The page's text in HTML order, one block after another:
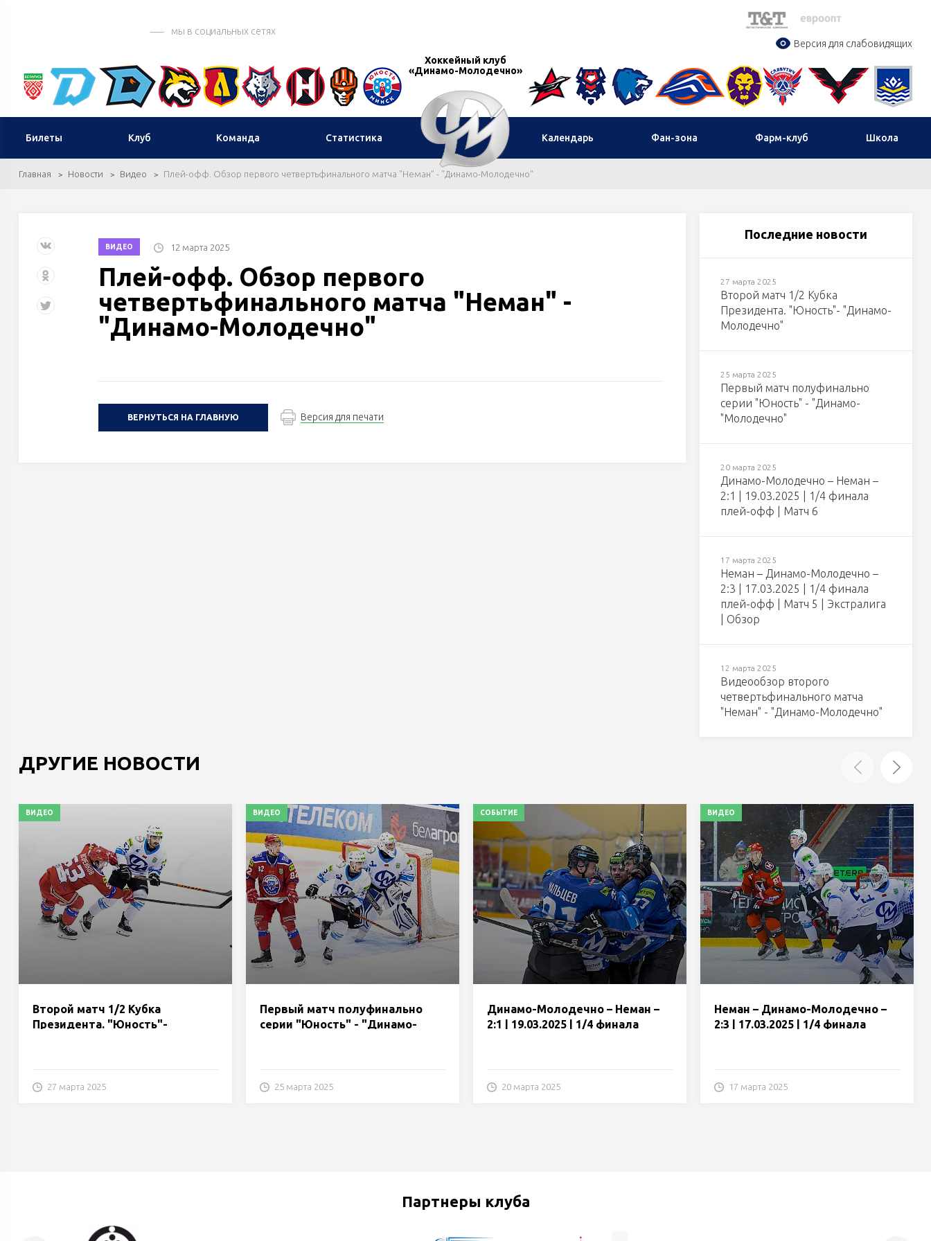
мы в социальных сетях
Версия для слабовидящих
Хоккейный клуб
«Динамо-Молодечно»
Билеты Клуб Команда Статистика Календарь Фан-зона Фарм-клуб Школа
Главная Новости Видео Плей-офф. Обзор первого четвертьфинального матча "Неман" - "Динамо-Молодечно"
ВИДЕО 12 марта 2025
Плей-офф. Обзор первого
четвертьфинального матча "Неман" -
"Динамо-Молодечно"
ВЕРНУТЬСЯ НА ГЛАВНУЮ Версия для печати
Последние новости
27 марта 2025
Второй матч 1/2 Кубка
Президента. "Юность"- "Динамо-
Молодечно"
25 марта 2025
Первый матч полуфинально
серии "Юность" - "Динамо-
"Молодечно"
20 марта 2025
Динамо-Молодечно – Неман –
2:1 | 19.03.2025 | 1/4 финала
плей-офф | Матч 6
17 марта 2025
Неман – Динамо-Молодечно –
2:3 | 17.03.2025 | 1/4 финала
плей-офф | Матч 5 | Экстралига
| Обзор
12 марта 2025
Видеообзор второго
четвертьфинального матча
"Неман" - "Динамо-Молодечно"
ДРУГИЕ НОВОСТИ
ВИДЕО
Второй матч 1/2 Кубка
Президента. "Юность"-
27 марта 2025
ВИДЕО
Первый матч полуфинально
серии "Юность" - "Динамо-
25 марта 2025
СОБЫТИЕ
Динамо-Молодечно – Неман –
2:1 | 19.03.2025 | 1/4 финала
20 марта 2025
ВИДЕО
Неман – Динамо-Молодечно –
2:3 | 17.03.2025 | 1/4 финала
17 марта 2025
Партнеры клуба